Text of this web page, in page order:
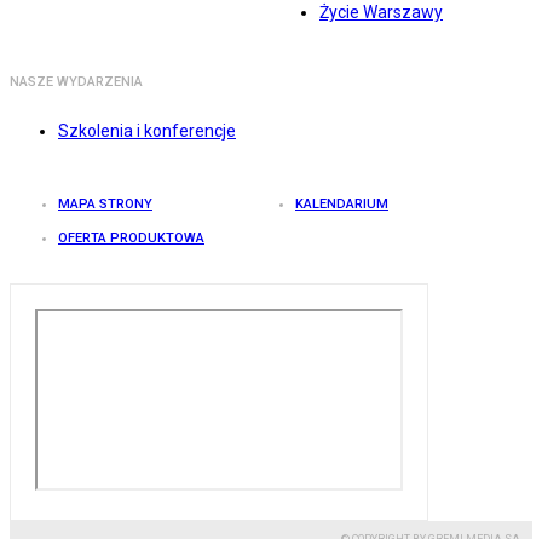
Życie Warszawy
NASZE WYDARZENIA
Szkolenia i konferencje
MAPA STRONY KALENDARIUM
OFERTA PRODUKTOWA